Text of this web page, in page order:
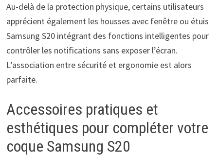
Au-delà de la protection physique, certains utilisateurs
apprécient également les housses avec fenêtre ou étuis
Samsung S20 intégrant des fonctions intelligentes pour
contrôler les notifications sans exposer l’écran.
L’association entre sécurité et ergonomie est alors
parfaite.
Accessoires pratiques et
esthétiques pour compléter votre
coque Samsung S20